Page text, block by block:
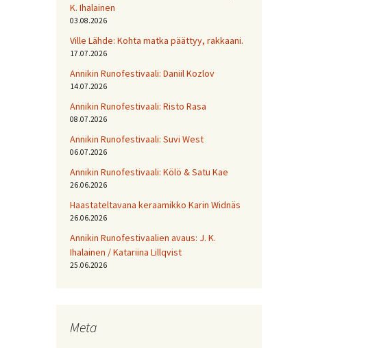
K. Ihalainen
03.08.2026
Ville Lähde: Kohta matka päättyy, rakkaani.
17.07.2026
Annikin Runofestivaali: Daniil Kozlov
14.07.2026
Annikin Runofestivaali: Risto Rasa
08.07.2026
Annikin Runofestivaali: Suvi West
06.07.2026
Annikin Runofestivaali: Kölö & Satu Kae
26.06.2026
Haastateltavana keraamikko Karin Widnäs
26.06.2026
Annikin Runofestivaalien avaus: J. K.
Ihalainen / Katariina Lillqvist
25.06.2026
Meta